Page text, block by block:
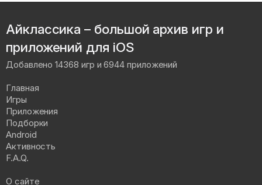
Айклассика – большой архив игр и
приложений для iOS
Добавлено 14368 игр и 6944 приложений
Главная
Игры
Приложения
Подборки
Android
Активность
F.A.Q.
О сайте